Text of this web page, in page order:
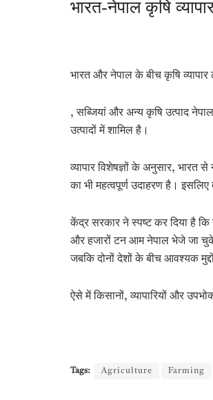
भारत-नेपाल कृषि
भारत और नेपाल के बीच कृषि
, सब्जियां और अन्य कृषि उत्पाद
उत्पादों में शामिल है।
व्यापार विशेषज्ञों के अनुसार, भारत
का भी महत्वपूर्ण उदाहरण है।
केंद्र सरकार ने स्पष्ट कर दिया है कि
और हजारों टन आम नेपाल भेजे जा चुके
जबकि दोनों देशों के बीच आवश्यक मुद्दों
ऐसे में किसानों, व्यापारियों और
Tags: Agriculture Farming